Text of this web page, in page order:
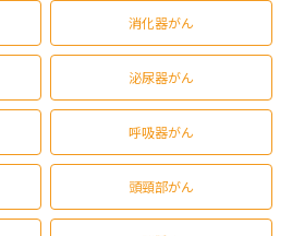
消化器がん
泌尿器がん
呼吸器がん
頭頸部がん